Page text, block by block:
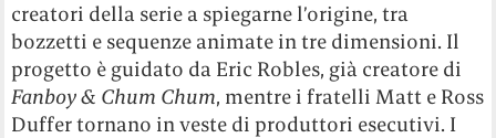
creatori della serie a spiegarne l’origine, tra
bozzetti e sequenze animate in tre dimensioni. Il
progetto è guidato da Eric Robles, già creatore di
Fanboy & Chum Chum, mentre i fratelli Matt e Ross
Duffer tornano in veste di produttori esecutivi. I